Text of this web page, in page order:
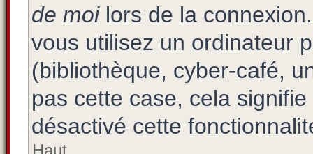
de moilors de la
vous utilisez un ordinateur
(bibliothèque, cyber-café,
pas cette case, cela
désactivé cette
Haut